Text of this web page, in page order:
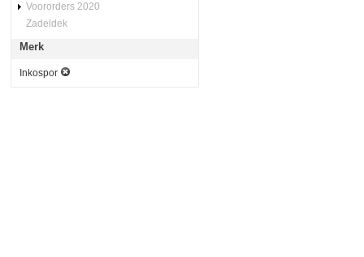
Voororders 2020
Zadeldek
Merk
Inkospor